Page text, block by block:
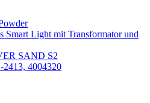
Smart Light mit Transformator und
SAND S2
2413, 4004320